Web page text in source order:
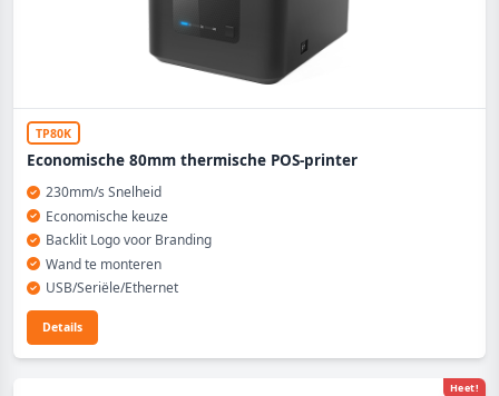
TP80K
Economische 80mm thermische POS-printer
230mm/s Snelheid
Economische keuze
Backlit Logo voor Branding
Wand te monteren
USB/Seriële/Ethernet
Details
Heet!